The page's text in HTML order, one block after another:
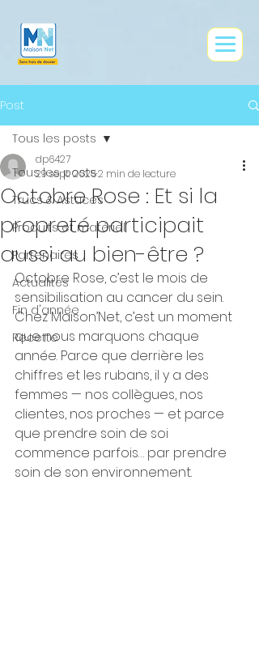
Post
Tous les posts
Trucs & Astuces
Produits et matériel
Partenaires
Actualités
Fin d'année
Recette
Tous les posts
Octobre Rose : Et si la
propreté participait
aussi au bien-être ?
dp6427
29 sept. 20252 min de lecture
Octobre Rose, c’est le mois de
sensibilisation au cancer du sein.
Chez Maison’Net, c’est un moment
que nous marquons chaque
année. Parce que derrière les
chiffres et les rubans, il y a des
femmes — nos collègues, nos
clientes, nos proches — et parce
que prendre soin de soi
commence parfois… par prendre
soin de son environnement.